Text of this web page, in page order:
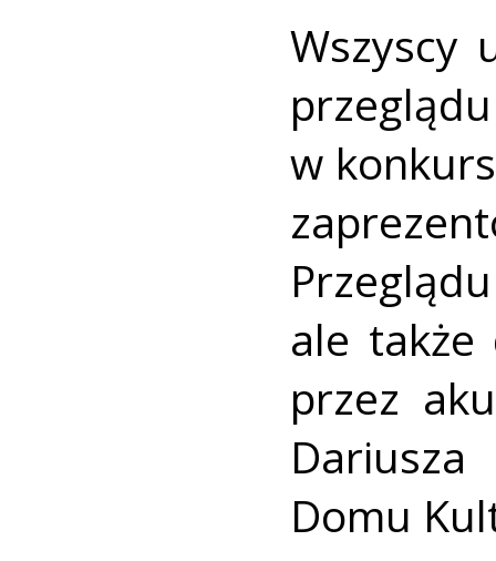
Wszyscy
w
ale także
przez
Domu